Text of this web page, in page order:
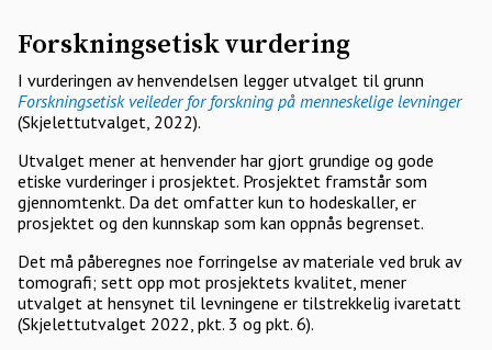
Forskningsetisk vurdering
I vurderingen av henvendelsen legger utvalget til grunn
Forskningsetisk veileder for forskning på menneskelige levninger
(Skjelettutvalget, 2022).
Utvalget mener at henvender har gjort grundige og gode
etiske vurderinger i prosjektet. Prosjektet framstår som
gjennomtenkt. Da det omfatter kun to hodeskaller, er
prosjektet og den kunnskap som kan oppnås begrenset.
Det må påberegnes noe forringelse av materiale ved bruk av
tomografi; sett opp mot prosjektets kvalitet, mener
utvalget at hensynet til levningene er tilstrekkelig ivaretatt
(Skjelettutvalget 2022, pkt. 3 og pkt. 6).